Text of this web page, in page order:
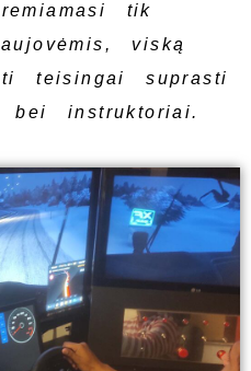
tik
viską
teisingai suprasti
bei instruktoriai.